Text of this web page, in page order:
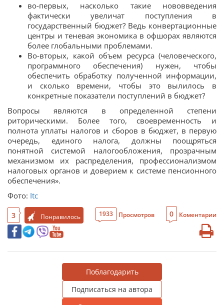
во-первых, насколько такие нововведения
фактически увеличат поступления в
государственный бюджет? Ведь конвертационные
центры и теневая экономика в офшорах являются
более глобальными проблемами.
Во-вторых, какой объем ресурса (человеческого,
программного обеспечения) нужен, чтобы
обеспечить обработку полученной информации,
и сколько времени, чтобы это вылилось в
конкретные показатели поступлений в бюджет?
Вопросы являются в определенной степени
риторическими. Более того, своевременность и
полнота уплаты налогов и сборов в бюджет, в первую
очередь, единого налога, должны поощряться
понятной системой налогообложения, прозрачным
механизмом их распределения, профессионализмом
налоговых органов и доверием к системе пенсионного
обеспечения».
Фото: Itc
3 Понравилось 1933 Просмотров 0 Коментарии
Поблагодарить
Подписаться на автора